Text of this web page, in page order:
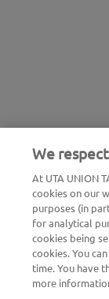
We
At UTA UNION
cookies on our
purposes (in
for analytical
cookies being
cookies. You
time. You have
more